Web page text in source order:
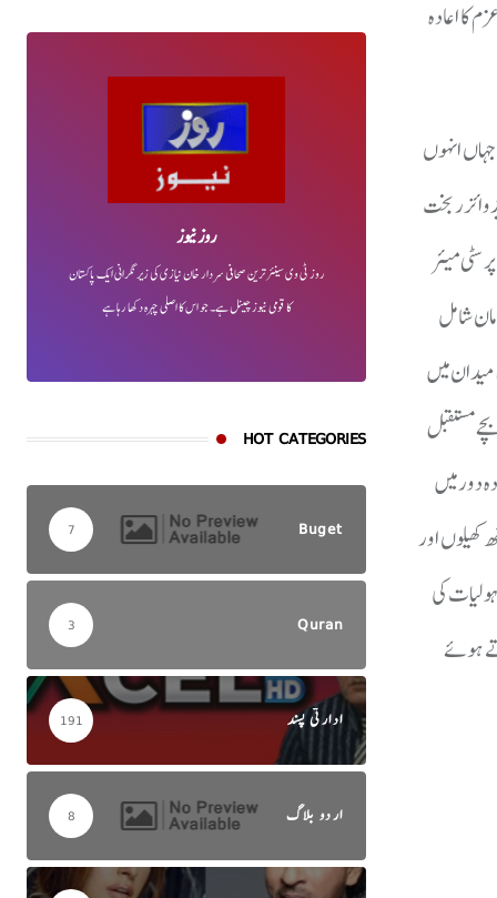
کا اعادہ
کی، جہاں انہوں
بخت
میئر
شامل
میں
مستقبل
دور میں
کھیلوں اور
کی
ہوئے
روز نیوز
روز ٹی وی سینئر ترین صحافی سردار خان نیازی کی زیر نگرانی ایک پاکستان
کا قومی نیوز چینل ہے۔ جو اس کا اصلی چہرہ دکھا رہا ہے
HOT CATEGORIES
Buget
7
Quran
3
ادارتی پسند 191
اردو بلاگ 8